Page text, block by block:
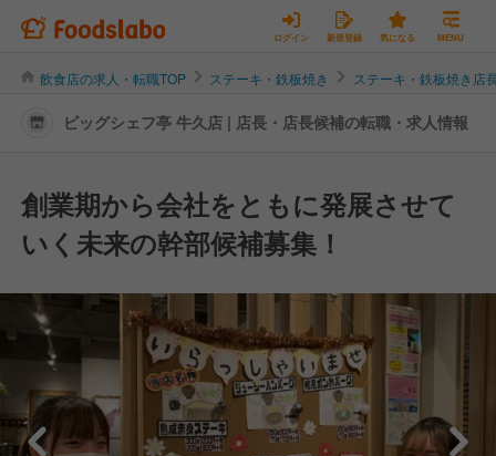
ログイン 新規登録 気になる MENU
飲食店の求人・転職TOP ステーキ・鉄板焼き ステーキ・鉄板焼き店
ビッグシェフ亭 牛久店 | 店長・店長候補の転職・求人情報
創業期から会社をともに発展させて
いく未来の幹部候補募集！